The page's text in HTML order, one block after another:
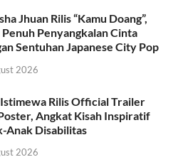
Jhuan Rilis “Kamu Doang”,
Penuh Penyangkalan Cinta
Sentuhan Japanese City Pop
2026
Rilis Official Trailer
Angkat Kisah Inspiratif
Anak Disabilitas
2026